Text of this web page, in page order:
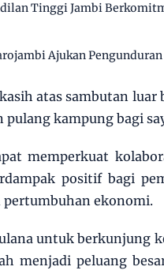
Tinggi Jambi
Ajukan
atas sambutan luar
kampung bagi
memperkuat
positif bagi
ekonomi.
untuk berkunjung
menjadi peluang